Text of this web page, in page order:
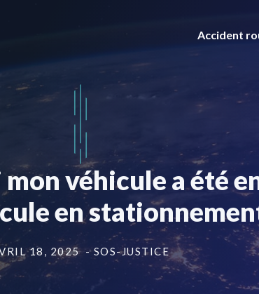
Accident
véhicule a été
en
18, 2025 - SOS-JUSTICE